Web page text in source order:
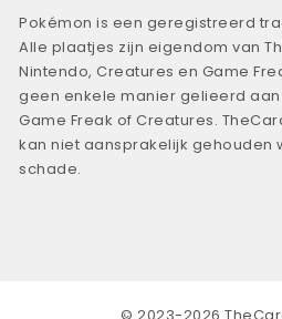
Pokémon is een geregistreerd
Alle plaatjes zijn eigendom van
Nintendo, Creatures en Game
geen enkele manier gelieerd aan
Game Freak of Creatures.
kan niet aansprakelijk gehouden
schade.
© 2023-2026